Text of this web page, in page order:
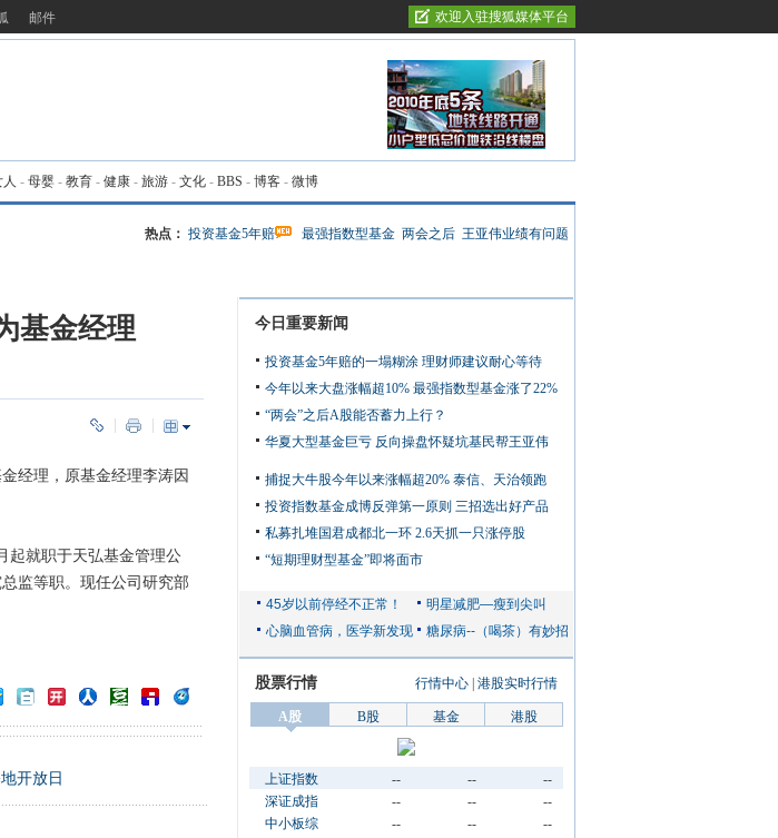
邮件 欢迎入驻搜狐媒体平台
- 母婴 - 教育 - 健康 - 旅游 - 文化 - BBS - 博客 - 微博
热点： 投资基金5年赔 最强指数型基金 两会之后 王亚伟业绩有问题
基金经理
经理，原基金经理李涛因
就职于天弘基金管理公
监等职。现任公司研究部
开放日
今日重要新闻
投资基金5年赔的一塌糊涂 理财师建议耐心等待
今年以来大盘涨幅超10% 最强指数型基金涨了22%
“两会”之后A股能否蓄力上行？
华夏大型基金巨亏 反向操盘怀疑坑基民帮王亚伟
捕捉大牛股今年以来涨幅超20% 泰信、天治领跑
投资指数基金成博反弹第一原则 三招选出好产品
私募扎堆国君成都北一环 2.6天抓一只涨停股
“短期理财型基金”即将面市
股票行情 行情中心 港股实时行情
A股 B股 基金 港股
上证指数 -- --
--
深证成指
-- --
--
中小板综
-- -- --